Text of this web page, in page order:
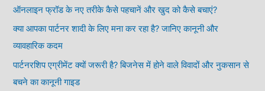
ऑनलाइन फ्रॉड के नए तरीके कैसे पहचानें और खुद को कैसे बचाएं?
क्या आपका पार्टनर शादी के लिए मना कर रहा है? जानिए कानूनी और
व्यावहारिक कदम
पार्टनरशिप एग्रीमेंट क्यों जरूरी है? बिजनेस में होने वाले विवादों और नुकसान से
बचने का कानूनी गाइड